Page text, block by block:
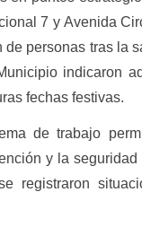
7 y Avenida
personas tras la
indicaron
fechas festivas.
de trabajo
y la
registraron